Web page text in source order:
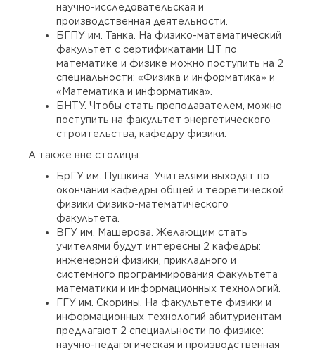
научно-исследовательская и
производственная деятельности.
БГПУ им. Танка. На физико-математический
факультет с сертификатами ЦТ по
математике и физике можно поступить на 2
специальности: «Физика и информатика» и
«Математика и информатика».
БНТУ. Чтобы стать преподавателем, можно
поступить на факультет энергетического
строительства, кафедру физики.
А также вне столицы:
БрГУ им. Пушкина. Учителями выходят по
окончании кафедры общей и теоретической
физики физико-математического
факультета.
ВГУ им. Машерова. Желающим стать
учителями будут интересны 2 кафедры:
инженерной физики, прикладного и
системного программирования факультета
математики и информационных технологий.
ГГУ им. Скорины. На факультете физики и
информационных технологий абитуриентам
предлагают 2 специальности по физике:
научно-педагогическая и производственная